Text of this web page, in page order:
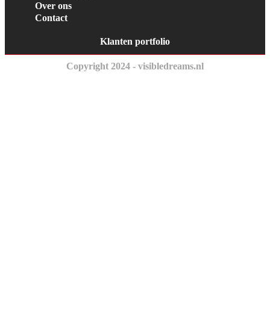
Over ons
Contact
Klanten portfolio
Copyright 2024 - visibledreams.nl